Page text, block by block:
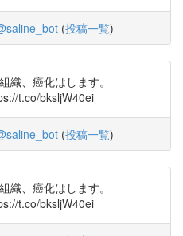
(投稿一覧)
織、癌化はします。
t.co/bksljW40ei
(投稿一覧)
織、癌化はします。
t.co/bksljW40ei